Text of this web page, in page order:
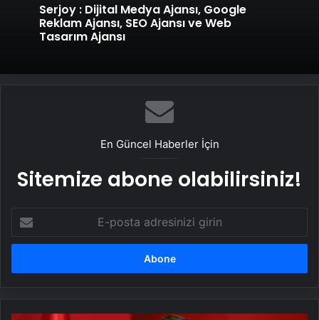
Serjoy : Dijital Medya Ajansı, Google
Reklam Ajansı, SEO Ajansı ve Web
Tasarım Ajansı
En Güncel Haberler İçin
Sitemize abone olabilirsiniz!
posta
adresinizi